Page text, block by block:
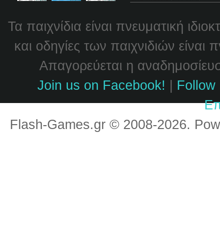
Τα παιχνίδια είναι πνευματική
και οδηγίες των παιχνιδιών
Απαγορεύεται η
Join us on Facebook!
Follow
Flash-Games.gr © 2008-2026.